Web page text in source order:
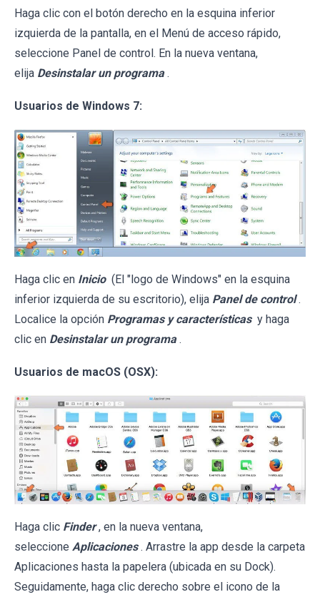
Haga clic con el botón derecho en la esquina inferior
izquierda de la pantalla, en el Menú de acceso rápido,
seleccione Panel de control. En la nueva ventana,
elija Desinstalar un programa .
Usuarios de Windows 7:
Haga clic en Inicio (El "logo de Windows" en la esquina
inferior izquierda de su escritorio), elija Panel de control .
Localice la opción Programas y características y haga
clic en Desinstalar un programa .
Usuarios de macOS (OSX):
Haga clic Finder , en la nueva ventana,
seleccione Aplicaciones . Arrastre la app desde la carpeta
Aplicaciones hasta la papelera (ubicada en su Dock).
Seguidamente, haga clic derecho sobre el icono de la